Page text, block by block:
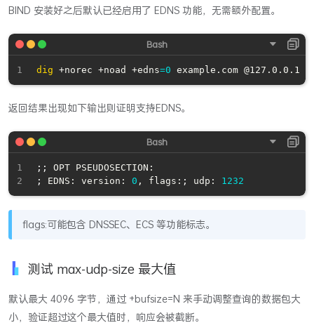
BIND 安装好之后默认已经启用了 EDNS 功能，无需额外配置。
dig +norec +noad +edns=0
返回结果出现如下输出则证明支持EDNS。
; ;
;
EDNS: version: 0 , flags: ; udp: 1232
flags:可能包含 DNSSEC、ECS 等功能标志。
测试 max-udp-size 最大值
默认最大 4096 字节，通过 +bufsize=N 来手动调整查询的数据包大
小，验证超过这个最大值时，响应会被截断。